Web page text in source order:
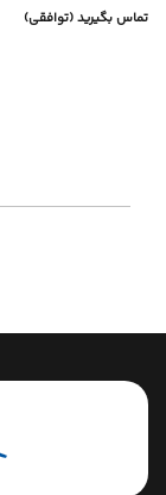
تماس بگیرید (توافقی)